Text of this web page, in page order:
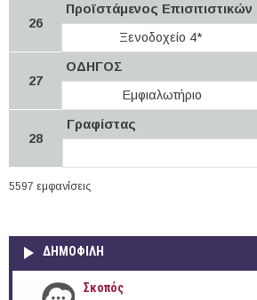
26
Προϊστάμενος
Ξενοδοχείο 4*
27
ΟΔΗΓΟΣ
Εμφιαλωτήριο
28
Γραφίστας
5597 εμφανίσεις
ΔΗΜΟΦΙΛΗ
Σκοπός